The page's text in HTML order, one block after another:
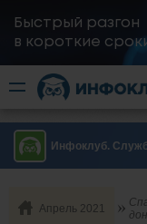
Быстрый разгон
​в короткие
Инфоклуб.
Апрель 2021